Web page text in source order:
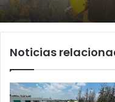
Noticias